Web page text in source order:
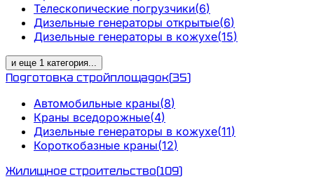
Телескопические погрузчики(6)
Дизельные генераторы открытые(6)
Дизельные генераторы в кожухе(15)
и еще 1 категория...
Подготовка стройплощадок(35)
Автомобильные краны(8)
Краны вседорожные(4)
Дизельные генераторы в кожухе(11)
Короткобазные краны(12)
Жилищное строительство(109)